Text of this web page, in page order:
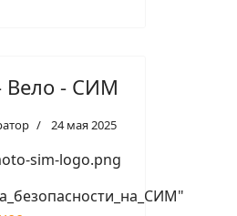
Вело - СИМ
24 мая 2025